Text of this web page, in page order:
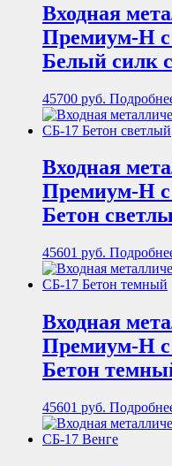
Входная
Премиум-Н с
Белый силк
45700 руб.
Входная
Премиум-Н с
Бетон
45601 руб.
Входная
Премиум-Н с
Бетон
45601 руб.